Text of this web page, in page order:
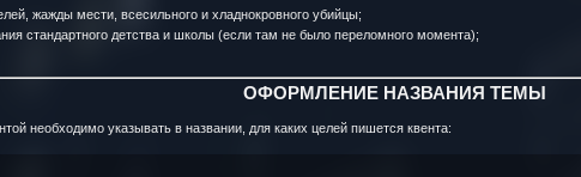
жажды мести, всесильного и хладнокровного убийцы;
стандартного детства и школы (если там не было переломного момента);
ОФОРМЛЕНИЕ НАЗВАНИЯ ТЕМЫ
необходимо указывать в названии, для каких целей пишется квента: